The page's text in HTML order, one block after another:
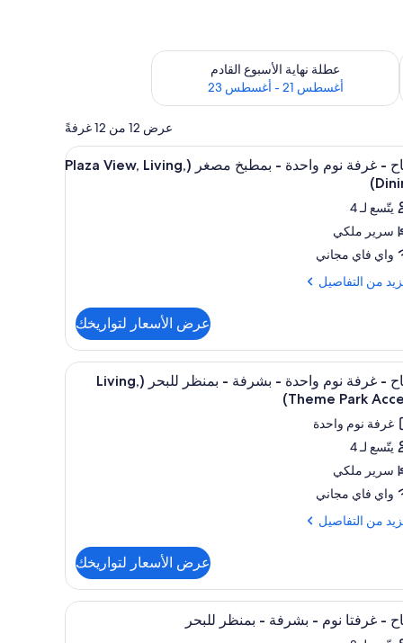
أغسطس 14 - أغسطس 16
عطلة نهاية الأسبوع القادم
أغسطس 21 - أغسطس 23
تحقق من مدى التوفر لعطلة نهاية الأسبوع القادم للفترة أغسطس 21 - أغسطس 23
عرض 12 من 12 غرفةً
8
جناح - غرفة نوم واحدة - بمطبخ مصغر (Plaza View, Living,
يتّسع لـ 4
سرير ملكي
واي فاي مجاني
من التفاصيل
عرض الأسعار لتواريخك
12
جناح - غرفة نوم واحدة - بشرفة - بمنظر للبحر (Living,
Theme Park
غرفة نوم واحدة
يتّسع لـ 4
سرير ملكي
واي فاي مجاني
من التفاصيل
عرض الأسعار لتواريخك
14 - غرفتا نوم - بشرفة - بمنظر للبحر